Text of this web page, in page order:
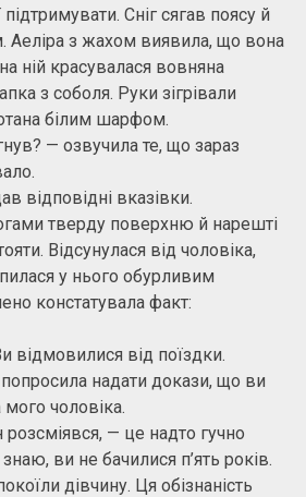
Сніг сягав поясу й
Аеліра з жахом виявила, що вона
ній красувалася вовняна
з соболя. Руки зігрівали
білим шарфом.
— озвучила те, що зараз
відповідні вказівки.
тверду поверхню й нарешті
Відсунулася від чоловіка,
у нього обурливим
констатувала факт:
відмовилися від поїздки.
надати докази, що ви
чоловіка.
— це надто гучно
ви не бачилися п’ять років.
дівчину. Ця обізнаність